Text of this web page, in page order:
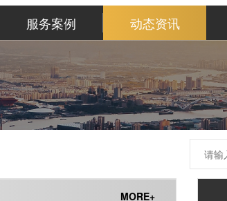
服务案例 动态资讯
MORE+